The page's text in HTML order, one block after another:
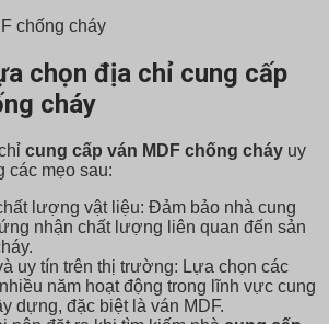
chọn địa chỉ cung cấp
cháy
cung cấp ván MDF chống cháy uy
các mẹo sau:
lượng vật liệu: Đảm bảo nhà cung
nhận chất lượng liên quan đến sản
uy tín trên thị trường: Lựa chọn các
năm hoạt động trong lĩnh vực cung
dựng, đặc biệt là ván MDF.